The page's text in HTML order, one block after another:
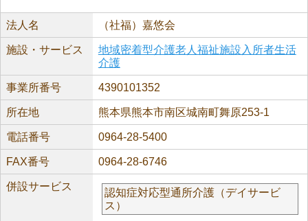
法人名 （社福）嘉悠会
施設・サービス
地域密着型介護老人福祉施設入所者生活
介護
事業所番号 4390101352
所在地 熊本県熊本市南区城南町舞原253-1
電話番号 0964-28-5400
FAX番号 0964-28-6746
併設サービス
認知症対応型通所介護（デイサービ
ス）